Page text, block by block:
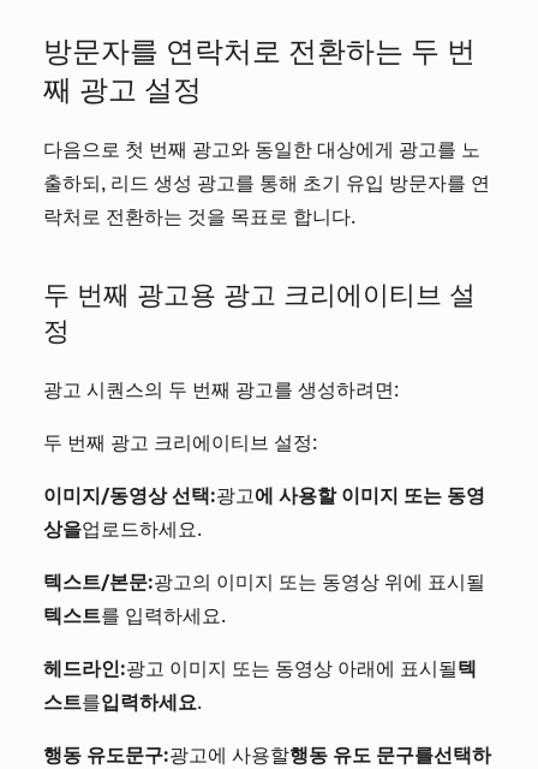
방문자를 연락처로 전환하는 두 번
째 광고 설정
다음으로 첫 번째 광고와 동일한 대상에게 광고를 노
출하되, 리드 생성 광고를 통해 초기 유입 방문자를 연
락처로 전환하는 것을 목표로 합니다.
두 번째 광고용 광고 크리에이티브 설
정
광고 시퀀스의 두 번째 광고를 생성하려면:
두 번째 광고 크리에이티브 설정:
이미지/동영상 선택:광고에 사용할 이미지 또는 동영
상을업로드하세요.
텍스트/본문:광고의 이미지 또는 동영상 위에 표시될
텍스트를 입력하세요.
헤드라인:광고 이미지 또는 동영상 아래에 표시될텍
스트를입력하세요.
행동 유도문구:광고에 사용할행동 유도 문구를선택하